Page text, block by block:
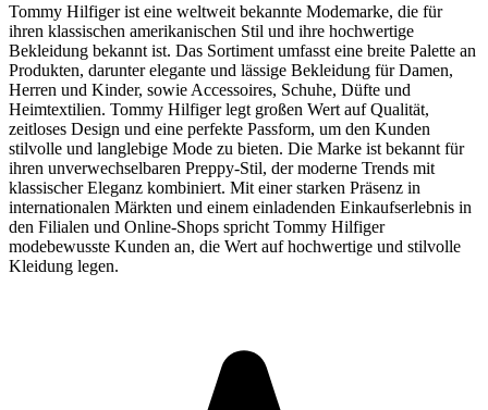
Tommy Hilfiger ist eine weltweit bekannte Modemarke, die für
ihren klassischen amerikanischen Stil und ihre hochwertige
Bekleidung bekannt ist. Das Sortiment umfasst eine breite Palette an
Produkten, darunter elegante und lässige Bekleidung für Damen,
Herren und Kinder, sowie Accessoires, Schuhe, Düfte und
Heimtextilien. Tommy Hilfiger legt großen Wert auf Qualität,
zeitloses Design und eine perfekte Passform, um den Kunden
stilvolle und langlebige Mode zu bieten. Die Marke ist bekannt für
ihren unverwechselbaren Preppy-Stil, der moderne Trends mit
klassischer Eleganz kombiniert. Mit einer starken Präsenz in
internationalen Märkten und einem einladenden Einkaufserlebnis in
den Filialen und Online-Shops spricht Tommy Hilfiger
modebewusste Kunden an, die Wert auf hochwertige und stilvolle
Kleidung legen.